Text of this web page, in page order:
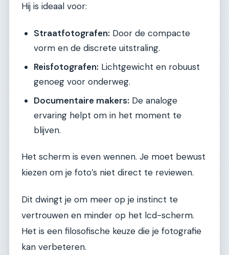
Hij is ideaal voor:
Straatfotografen: Door de compacte
vorm en de discrete uitstraling.
Reisfotografen: Lichtgewicht en robuust
genoeg voor onderweg.
Documentaire makers: De analoge
ervaring helpt om in het moment te
blijven.
Het scherm is even wennen. Je moet bewust
kiezen om je foto’s niet direct te reviewen.
Dit dwingt je om meer op je instinct te
vertrouwen en minder op het lcd-scherm.
Het is een filosofische keuze die je fotografie
kan verbeteren.